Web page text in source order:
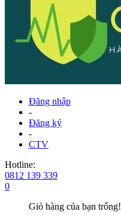
Đăng nhập
-
Đăng ký
-
CTV
Hotline:
0812 139 339
0
Giỏ hàng của bạn trống!